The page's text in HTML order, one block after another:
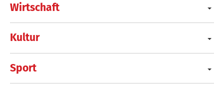
Wirtschaft
Kultur
Sport